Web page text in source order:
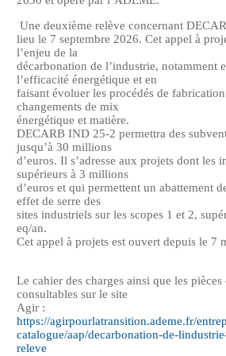
Une deuxième relève concernant
lieu le 7 septembre 2026. Cet appel à
l’enjeu de la
décarbonation de l’industrie, notamment
l’efficacité énergétique et en
faisant évoluer les procédés de
changements de mix
énergétique et matière.
DECARB IND 25-2 permettra des
jusqu’à 30 millions
d’euros. Il s’adresse aux projets dont les
supérieurs à 3 millions
d’euros et qui permettent un abattement
effet de serre des
sites industriels sur les scopes 1 et 2,
eq/an.
Cet appel à projets est ouvert depuis le 7
Le cahier des charges ainsi que les
consultables sur le site
Agir :
https://agirpourlatransition.ademe.fr/
catalogue/aap/decarbonation-de-
releve